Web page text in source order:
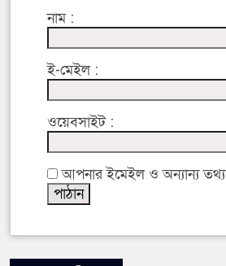
নাম :
ই-মেইল :
ওয়েবসাইট :
আপনার ইমেইল ও অন্যান্য